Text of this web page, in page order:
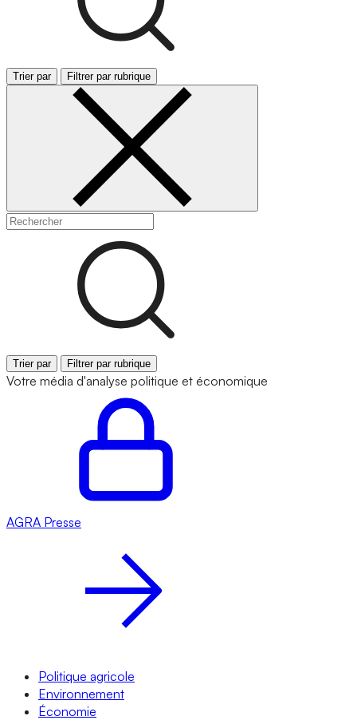
Trier par Filtrer par rubrique
Trier par Filtrer par rubrique
Votre média d'analyse politique et économique
AGRA Presse
Politique agricole
Environnement
Économie